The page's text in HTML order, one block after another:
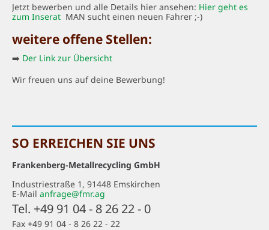
Jetzt bewerben und alle Details hier ansehen: Hier geht es
zum Inserat MAN sucht einen neuen Fahrer ;-)
weitere offene Stellen:
➡️ Der Link zur Übersicht
Wir freuen uns auf deine Bewerbung!
SO ERREICHEN SIE UNS
Frankenberg-Metallrecycling GmbH
Industriestraße 1, 91448 Emskirchen
E-Mail anfrage@fmr.ag
Tel. +49 91 04 - 8 26 22 - 0
Fax +49 91 04 - 8 26 22 - 22